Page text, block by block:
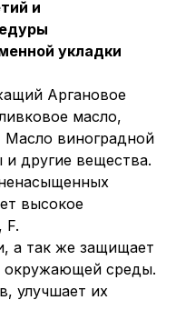
и
укладки
Аргановое
масло,
виноградной
другие вещества.
высокое
F.
а так же защищает
окружающей среды.
улучшает их